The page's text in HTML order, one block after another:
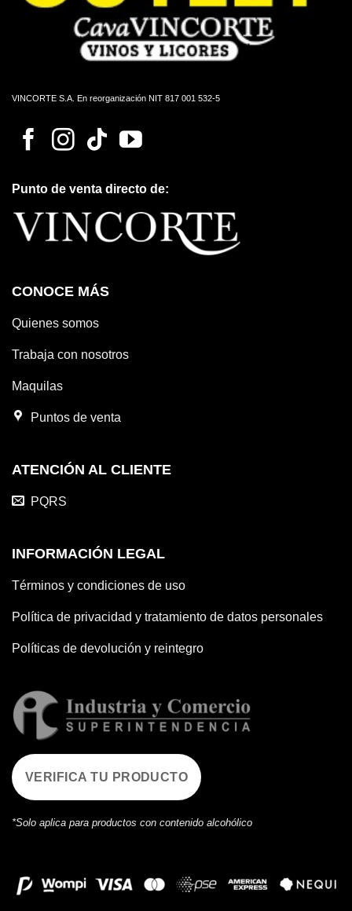
VINCORTE S.A. En reorganización NIT 817 001 532-5
Punto de venta directo de:
CONOCE MÁS
Quienes somos
Trabaja con nosotros
Maquilas
Puntos de venta
ATENCIÓN AL CLIENTE
PQRS
INFORMACIÓN LEGAL
Términos y condiciones de uso
Política de privacidad y tratamiento de datos personales
Políticas de devolución y reintegro
VERIFICA TU PRODUCTO
*Solo aplica para productos con contenido alcohólico